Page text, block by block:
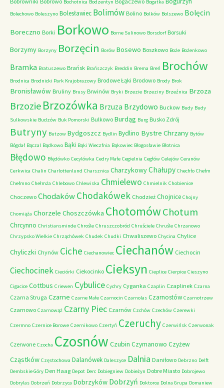
Bochotnica Bodzentyn Bogatka
Bolechowo Boleszyno Bolesławiec Bolimów Bolino Bolków Bolszewo Bolęcin
Boreczno Borki Borkowo Borne Sulinowo Borsdorf Borsuki
Borzymy Borzyny Borzęcin Borów Bosewo Boszkowo Boże Bożenkowo
Bramka Bratuszewo Brańsk Brańszczyk Breddin Brema Breń Brochów
Brodnica Brodnicki Park Krajobrazowy Brodowe Łąki Brodowo Brody Brok
Bronisławów Bruliny Brusy Brwinów Bryki Brzezie Brzeziny Brzeźnica Brzoza
Brzozie Brzozówka Brzuza Brzydowo Buckow Budy Budy
Sulkowskie Budzów Buk Pomorski Bulkowo Burdąg Burg Busko Zdrój
Butryny Butzow Bydgoszcz Bydlin Bydlino Bystre Chrzany Bytów
Bógdał Bączal Bądkowo Bąki Bąki Wieczfnia Bąkowiec Błogosławie Błotnica
Błędowo Błędówko Cecylówka Cedry Małe Cegielnia Cegłów Celejów Ceranów
Cerkwica Chalin Charlottenlund Charsznica CharzykowyChałupy Chechło Chełm
Chełmno Chełmża Chlebowo Chlewiska Chmielewo Chmielnik Chobienice
Choczewo ChodakówChodakówek Chodzież Chojnice Chojny
Chomiąża Chorzele Choszczówka ChotomówChotum
Chrcynno Christiansminde Chrośle Chruszczobród Chruściele Chruśle Chrzanowo
Chrzypsko Wielkie Chrząchówek Chudek Chudki Chwaliszewo Chycina Chylice
Chyliczki Chynów Ciche Ciechanowiec Ciechanów Ciechocin
Ciechocinek Cieciórki Ciekocinko Cieksyn Cieplice Cierpice Cieszyno
Cigacice Cottbus Criewen Cybulice Cychry Cyganka Czaplin Czaplinek Czarna
Czarna Struga Czarne Czarne Małe Czarnocin Czarnolas Czarnostów Czarnotrzew
Czarnowo Czarnowąż Czarny Piec Czarnów Czchów Czechów Czerewki
Czermno Czernice Borowe Czernikowo Czertyń Czeruchy Czerwińsk Czerwonak
Czerwone Czocha Czosnów Czubin Czymanowo Czyżew
Cząstków Częstochowa Dalanówek Daleszyce Dalnia Daniłowo Debrzno Delft
Dembskie Góry Den Haag Depot Derc Dobiegniew Dobieżyn Dobre Miasto Dobrojewo
Dobrylas Dobrzeń Dobrzyca Dobrzyków Dobrzyń Doktorce Dolna Grupa Domaniew